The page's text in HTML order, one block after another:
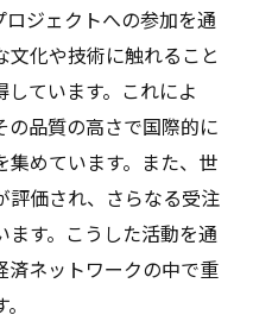
済的恩恵
可能な成長の実現
例と成功体験
連携がもたらす相乗
からのプラント工事
技術とノウハウ
ジェクトへの参加を通
文化や技術に触れること
ています。これによ
の品質の高さで国際的に
めています。また、世
評価され、さらなる受注
す。こうした活動を通
済ネットワークの中で重